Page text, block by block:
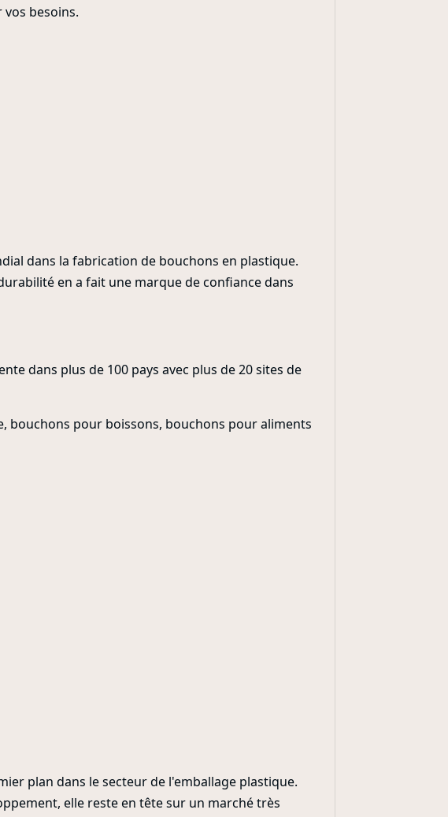
besoins.
dans la fabrication de bouchons en plastique.
en a fait une marque de confiance dans
dans plus de 100 pays avec plus de 20 sites de
bouchons pour boissons, bouchons pour aliments
plan dans le secteur de l'emballage plastique.
elle reste en tête sur un marché très